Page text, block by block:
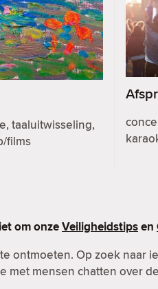
taaluitwisseling,
films
om onzeVeiligheidstipsen
ontmoeten. Op zoek naar
met mensen chatten over